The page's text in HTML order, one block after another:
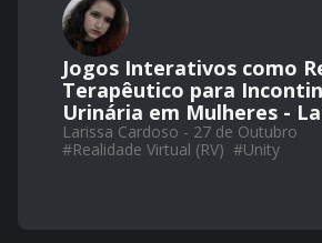
Jogos Interativos como
Terapêutico para
Urinária em Mulheres -
Larissa Cardoso - 27 de Outubro
#Realidade Virtual (RV) #Unity